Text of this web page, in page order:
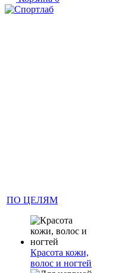
ПО ЦЕЛЯМ
Красота кожи,
волос и ногтей